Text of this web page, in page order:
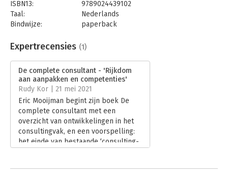
ISBN13:
9789024439102
Taal:
Nederlands
Bindwijze:
paperback
Uitgever:
Boom
Verschijningsdatum:
31-3-2021
Hoofdrubriek: Advisering
Expertrecensies (1)
De complete consultant - 'Rijkdom
aan aanpakken en competenties'
Rudy Kor | 21 mei 2021
Eric Mooijman begint zijn boek De
complete consultant met een
overzicht van ontwikkelingen in het
consultingvak, en een voorspelling:
het einde van bestaande ‘consulting-